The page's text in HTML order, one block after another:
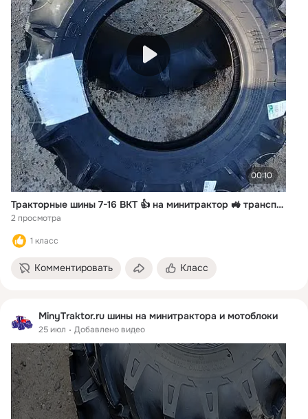
00:10
Тракторные шины 7-16 BKT 👍 на минитрактор 🚜 транспортной компанией в город Краснодар 🚛 ✅ MinyTraktor.ru ✅ +7 912 50-20-455
2 просмотра
1 класс
Комментировать Класс
MinyTraktor.ru шины на минитрактора и мотоблоки
25 июл Добавлено видео